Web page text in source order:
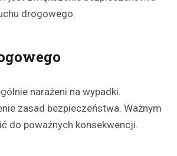
drogowego.
narażeni na wypadki.
zasad bezpieczeństwa. Ważnym
do poważnych konsekwencji.